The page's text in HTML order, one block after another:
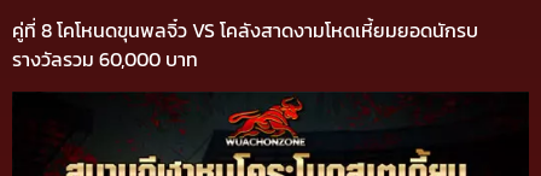
คู่ที่ 8 โคโหนดขุนพลจิ๋ว VS โคลังสาดงามโหดเหี้ยมยอดนักรบ
รางวัลรวม 60,000 บาท